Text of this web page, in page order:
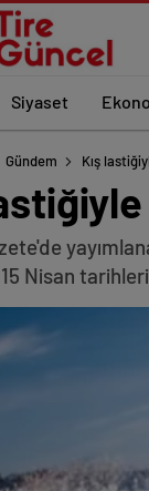
Siyaset
Gündem Kış
15 Nisan